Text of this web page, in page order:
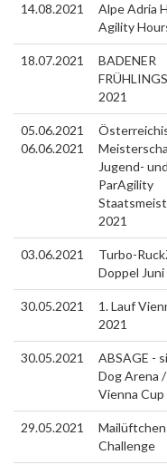
14.08.2021
Alpe Adria
Agility
18.07.2021
BADENER
2021
05.06.2021
06.06.2021
Jugend- und
ParAgility
2021
03.06.2021
Turbo-
Doppel Juni
30.05.2021
1. Lauf
2021
30.05.2021
ABSAGE -
Dog Arena
Vienna Cup
29.05.2021
Mailüftchen
Challenge